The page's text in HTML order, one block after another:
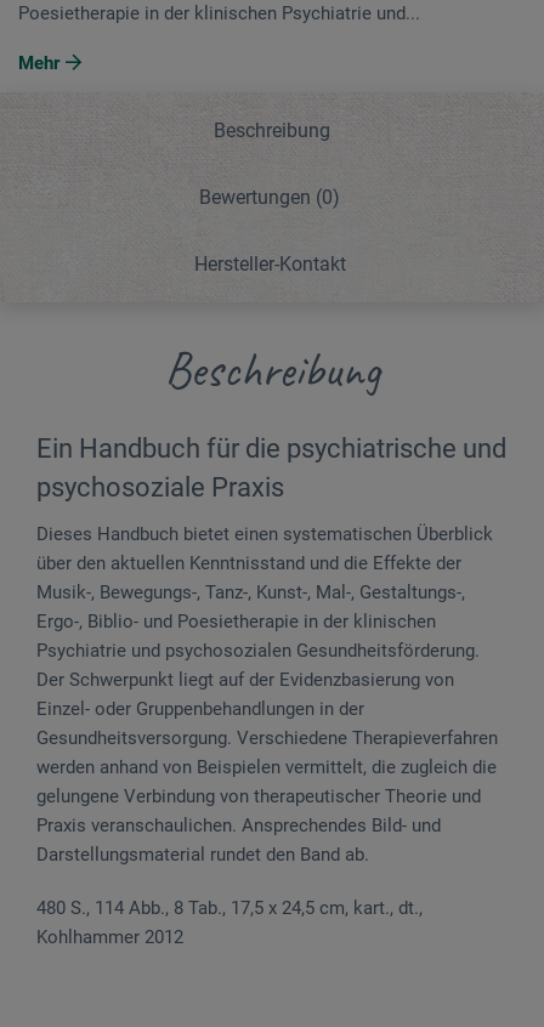
Poesietherapie in der klinischen Psychiatrie und...
Mehr
Beschreibung
Bewertungen (0)
Hersteller-Kontakt
Beschreibung
Ein Handbuch für die psychiatrische und
psychosoziale Praxis
Dieses Handbuch bietet einen systematischen Überblick
über den aktuellen Kenntnisstand und die Effekte der
Musik-, Bewegungs-, Tanz-, Kunst-, Mal-, Gestaltungs-,
Ergo-, Biblio- und Poesietherapie in der klinischen
Psychiatrie und psychosozialen Gesundheitsförderung.
Der Schwerpunkt liegt auf der Evidenzbasierung von
Einzel- oder Gruppenbehandlungen in der
Gesundheitsversorgung. Verschiedene Therapieverfahren
werden anhand von Beispielen vermittelt, die zugleich die
gelungene Verbindung von therapeutischer Theorie und
Praxis veranschaulichen. Ansprechendes Bild- und
Darstellungsmaterial rundet den Band ab.
480 S., 114 Abb., 8 Tab., 17,5 x 24,5 cm, kart., dt.,
Kohlhammer 2012